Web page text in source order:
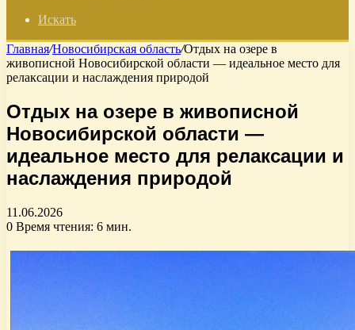
Искать
Главная/Новосибирская область/Отдых на озере в
живописной Новосибирской области — идеальное место для
релаксации и наслаждения природой
Отдых на озере в живописной
Новосибирской области —
идеальное место для релаксации и
наслаждения природой
11.06.2026
0 Время чтения: 6 мин.